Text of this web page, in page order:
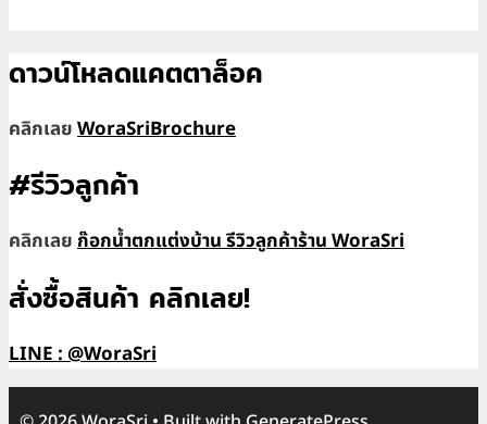
ดาวน์โหลดแคตตาล็อค
คลิกเลยWoraSriBrochure
#รีวิวลูกค้า
คลิกเลยก๊อกน้ำตกแต่งบ้าน รีวิวลูกค้าร้าน WoraSri
สั่งซื้อสินค้า คลิกเลย!
LINE : @WoraSri